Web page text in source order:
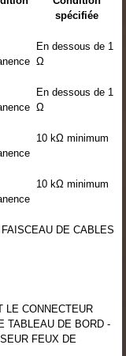
spécifiée
En dessous de 1
Ω
En dessous de 1
Ω
10 kΩ minimum
10 kΩ minimum
DE CABLES
LE CONNECTEUR
TABLEAU DE BORD -
FEUX DE